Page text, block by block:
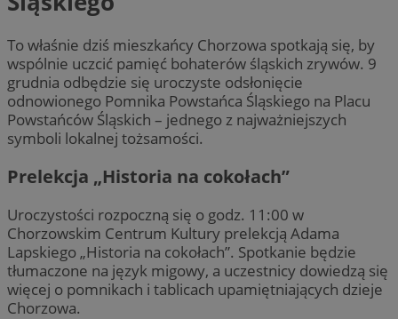
To właśnie dziś mieszkańcy Chorzowa spotkają się, by
wspólnie uczcić pamięć bohaterów śląskich zrywów. 9
grudnia odbędzie się uroczyste odsłonięcie
odnowionego Pomnika Powstańca Śląskiego na Placu
Powstańców Śląskich – jednego z najważniejszych
symboli lokalnej tożsamości.
Prelekcja „Historia na cokołach”
Uroczystości rozpoczną się o godz. 11:00 w
Chorzowskim Centrum Kultury prelekcją Adama
Lapskiego „Historia na cokołach”. Spotkanie będzie
tłumaczone na język migowy, a uczestnicy dowiedzą się
więcej o pomnikach i tablicach upamiętniających dzieje
Chorzowa.